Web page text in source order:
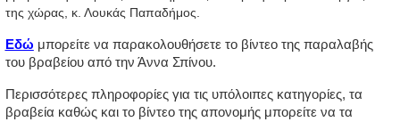
της χώρας, κ. Λουκάς Παπαδήμος.
Εδώ μπορείτε να παρακολουθήσετε το βίντεο της παραλαβής
του βραβείου από την Άννα Σπίνου.
Περισσότερες πληροφορίες για τις υπόλοιπες κατηγορίες, τα
βραβεία καθώς και το βίντεο της απονομής μπορείτε να τα